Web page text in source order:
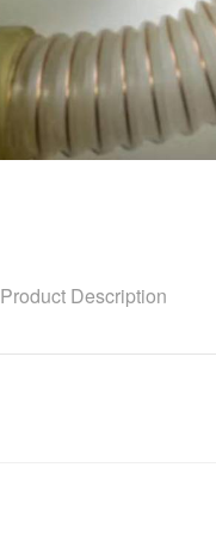
Product Description